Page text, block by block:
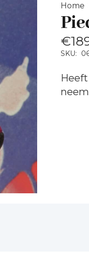
Home
€
SKU: